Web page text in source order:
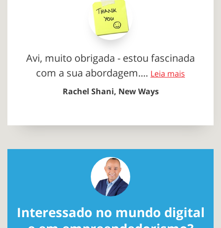
Avi, muito obrigada - estou fascinada
com a sua abordagem.... Leia mais
Rachel Shani, New Ways
Interessado no mundo digital